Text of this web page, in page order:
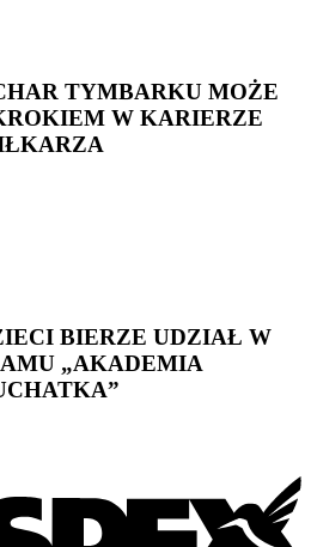
TYMBARKU MOŻE
W KARIERZE
BIERZE UDZIAŁ W
„AKADEMIA